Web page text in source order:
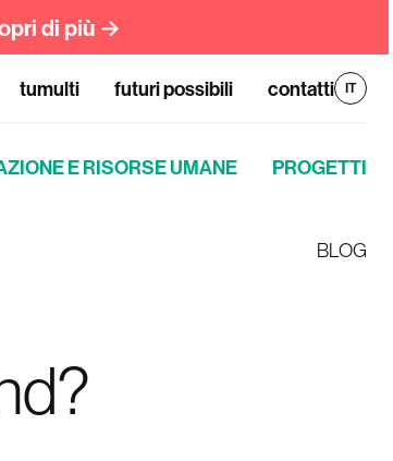
di più →
tumulti futuri possibili contatti IT
E RISORSE UMANE PROGETTI
BLOG